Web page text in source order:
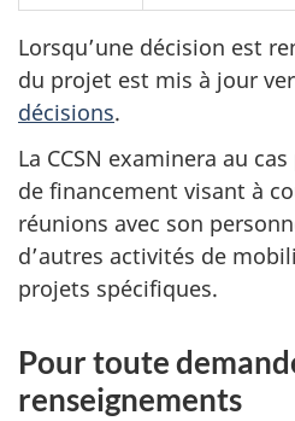
Lorsqu’une décision est
du projet est mis à jour
décisions.
La CCSN examinera au
de financement visant à
réunions avec son
d’autres activités de
projets spécifiques.
Pour toute
renseignements